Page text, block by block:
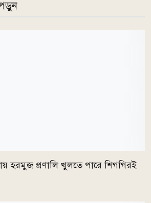
হরমুজ প্রণালি খুলতে পারে শিগগিরই